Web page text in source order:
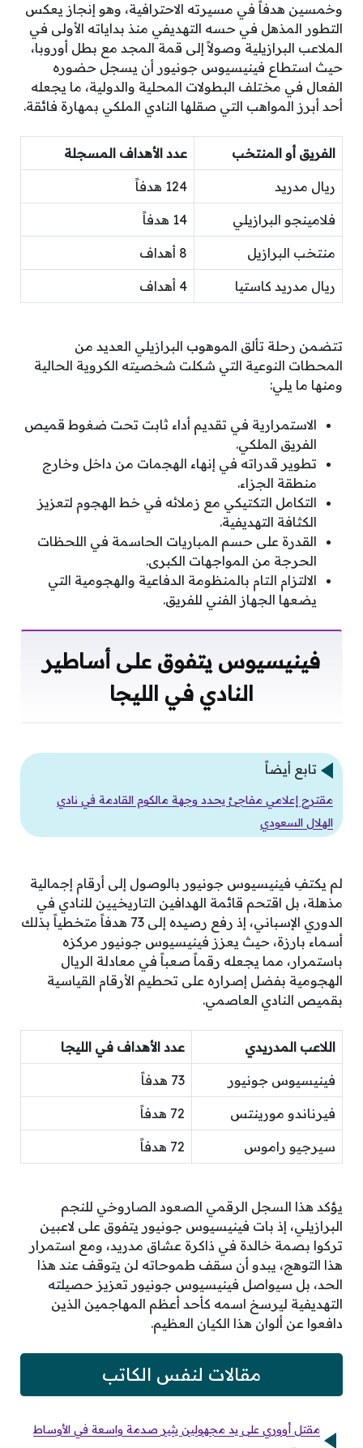
وخمسين هدفاً في مسيرته الاحترافية، وهو إنجاز يعكس
التطور المذهل في حسه التهديفي منذ بداياته الأولى في
الملاعب البرازيلية وصولاً إلى قمة المجد مع بطل أوروبا،
حيث استطاع فينيسيوس جونيور أن يسجل حضوره
الفعال في مختلف البطولات المحلية والدولية، ما يجعله
أحد أبرز المواهب التي صقلها النادي الملكي بمهارة فائقة.
الفريق أو المنتخب عدد الأهداف المسجلة
ريال مدريد 124 هدفاً
فلامينجو البرازيلي 14 هدفاً
منتخب البرازيل 8 أهداف
ريال مدريد كاستيا 4 أهداف
تتضمن رحلة تألق الموهوب البرازيلي العديد من
المحطات النوعية التي شكلت شخصيته الكروية الحالية
ومنها ما يلي:
الاستمرارية في تقديم أداء ثابت تحت ضغوط قميص
الفريق الملكي.
تطوير قدراته في إنهاء الهجمات من داخل وخارج
منطقة الجزاء.
التكامل التكتيكي مع زملائه في خط الهجوم لتعزيز
الكثافة التهديفية.
القدرة على حسم المباريات الحاسمة في اللحظات
الحرجة من المواجهات الكبرى.
الالتزام التام بالمنظومة الدفاعية والهجومية التي
يضعها الجهاز الفني للفريق.
فينيسيوس يتفوق على أساطير
النادي في الليجا
تابع أيضاً
مقترح إعلامي مفاجئ يحدد وجهة مالكوم القادمة في نادي
الهلال السعودي
لم يكتفِ فينيسيوس جونيور بالوصول إلى أرقام إجمالية
مذهلة، بل اقتحم قائمة الهدافين التاريخيين للنادي في
الدوري الإسباني، إذ رفع رصيده إلى 73 هدفاً متخطياً بذلك
أسماء بارزة، حيث يعزز فينيسيوس جونيور مركزه
باستمرار، مما يجعله رقماً صعباً في معادلة الريال
الهجومية بفضل إصراره على تحطيم الأرقام القياسية
بقميص النادي العاصمي.
اللاعب المدريدي عدد الأهداف في الليجا
فينيسيوس جونيور 73 هدفاً
فيرناندو مورينتس 72 هدفاً
سيرجيو راموس 72 هدفاً
يؤكد هذا السجل الرقمي الصعود الصاروخي للنجم
البرازيلي، إذ بات فينيسيوس جونيور يتفوق على لاعبين
تركوا بصمة خالدة في ذاكرة عشاق مدريد، ومع استمرار
هذا التوهج، يبدو أن سقف طموحاته لن يتوقف عند هذا
الحد، بل سيواصل فينيسيوس جونيور تعزيز حصيلته
التهديفية ليرسخ اسمه كأحد أعظم المهاجمين الذين
دافعوا عن ألوان هذا الكيان العظيم.
مقالات لنفس الكاتب
مقتل أووري على يد مجهولين يثير صدمة واسعة في الأوساط